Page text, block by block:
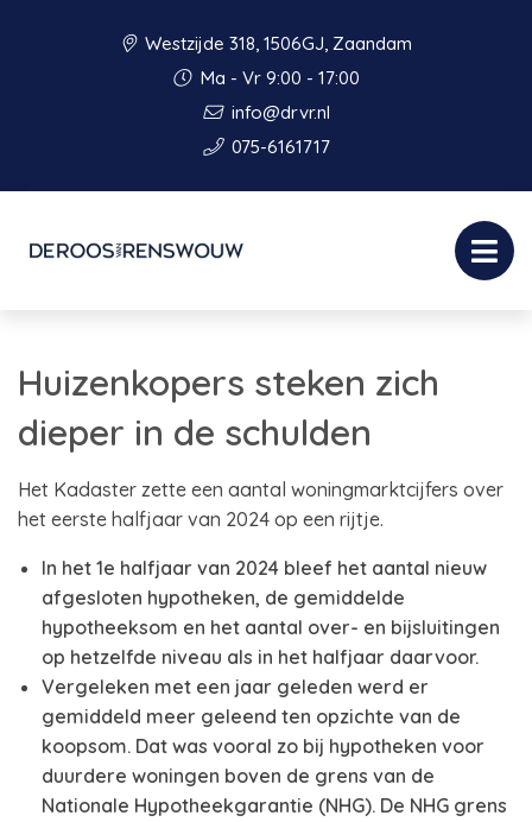
Westzijde 318, 1506GJ, Zaandam
Ma - Vr 9:00 - 17:00
info@drvr.nl
075-6161717
Huizenkopers steken zich
dieper in de schulden
Het Kadaster zette een aantal woningmarktcijfers over
het eerste halfjaar van 2024 op een rijtje.
In het 1e halfjaar van 2024 bleef het aantal nieuw
afgesloten hypotheken, de gemiddelde
hypotheeksom en het aantal over- en bijsluitingen
op hetzelfde niveau als in het halfjaar daarvoor.
Vergeleken met een jaar geleden werd er
gemiddeld meer geleend ten opzichte van de
koopsom. Dat was vooral zo bij hypotheken voor
duurdere woningen boven de grens van de
Nationale Hypotheekgarantie (NHG). De NHG grens